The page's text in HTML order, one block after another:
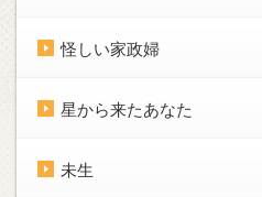
怪しい家政婦
星から来たあなた
未生